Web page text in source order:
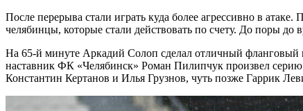
После перерыва стали играть куда более агрессивно в
челябинцы, которые стали действовать по счету. До поры
На 65-й минуте Аркадий Солоп сделал отличный
наставник ФК «Челябинск» Роман Пилипчук произвел
Константин Кертанов и Илья Грузнов, чуть позже Гаррик